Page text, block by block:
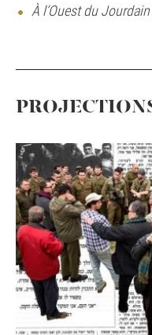
À l’Ouest du Jourdain